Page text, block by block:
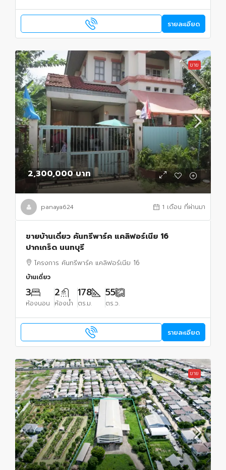
รายละเอียด
ขาย
2,300,000 บาท
panaya624 1 เดือน ที่ผ่านมา
ขายบ้านเดี่ยว คันทรีพาร์ค แคลิฟอร์เนีย 16
ปากเกร็ด นนทบุรี
โครงการ คันทรีพาร์ค แคลิฟอร์เนีย 16
บ้านเดี่ยว
3
ห้องนอน
2
ห้องน้ำ
178
ตร.ม.
55
ตร.ว.
รายละเอียด
ขาย